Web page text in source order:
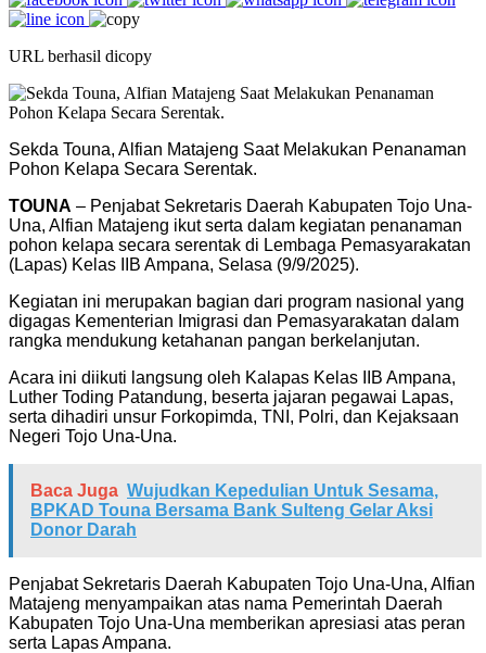
URL berhasil dicopy
Sekda Touna, Alfian Matajeng Saat Melakukan Penanaman
Pohon Kelapa Secara Serentak.
TOUNA – Penjabat Sekretaris Daerah Kabupaten Tojo Una-
Una, Alfian Matajeng ikut serta dalam kegiatan penanaman
pohon kelapa secara serentak di Lembaga Pemasyarakatan
(Lapas) Kelas IIB Ampana, Selasa (9/9/2025).
Kegiatan ini merupakan bagian dari program nasional yang
digagas Kementerian Imigrasi dan Pemasyarakatan dalam
rangka mendukung ketahanan pangan berkelanjutan.
Acara ini diikuti langsung oleh Kalapas Kelas IIB Ampana,
Luther Toding Patandung, beserta jajaran pegawai Lapas,
serta dihadiri unsur Forkopimda, TNI, Polri, dan Kejaksaan
Negeri Tojo Una-Una.
Baca Juga Wujudkan Kepedulian Untuk Sesama,
BPKAD Touna Bersama Bank Sulteng Gelar Aksi
Donor Darah
Penjabat Sekretaris Daerah Kabupaten Tojo Una-Una, Alfian
Matajeng menyampaikan atas nama Pemerintah Daerah
Kabupaten Tojo Una-Una memberikan apresiasi atas peran
serta Lapas Ampana.